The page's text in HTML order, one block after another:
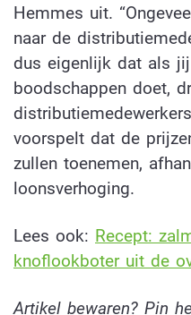
Hemmes uit.
naar de
dus eigenlijk dat als
boodschappen doet,
voorspelt dat de
zullen toenemen,
loonsverhoging.
Lees ook: Recept:
knoflookboter uit de
Artikel bewaren? Pin